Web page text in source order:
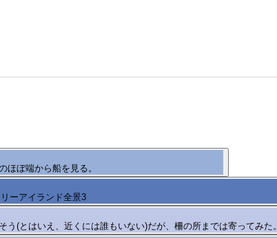
ほぼ端から船を見る。
リーアイランド全景3
う(とはいえ、近くには誰もいない)だが、柵の所までは寄ってみた。